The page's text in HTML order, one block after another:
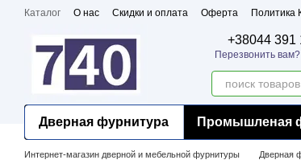
Перейти к основному контенту
Каталог О нас Скидки и оплата Оферта Политика
+38044 391
Перезвонить вам?
Дверная фурнитура Промышленая
Интернет-магазин дверной и мебельной фурнитуры Дверная